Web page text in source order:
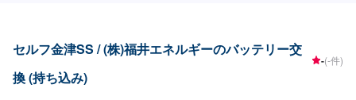
セルフ金津SS / (株)福井エネルギーのバッテリー交
換 (持ち込み)
-(-件)